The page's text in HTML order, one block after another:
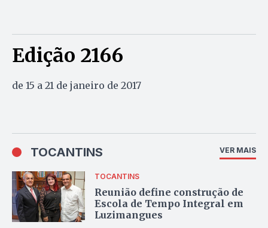
Edição 2166
de 15 a 21 de janeiro de 2017
TOCANTINS VER MAIS
TOCANTINS
Reunião define construção de
Escola de Tempo Integral em
Luzimangues